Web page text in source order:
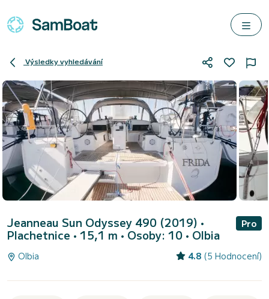
Výsledky vyhledávání
Jeanneau Sun Odyssey 490 (2019) •
Plachetnice • 15,1 m • Osoby: 10 • Olbia
Pro
Olbia 4.8 (5 Hodnocení)